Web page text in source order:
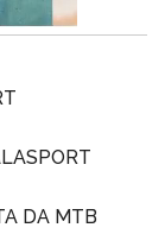
DA MTB